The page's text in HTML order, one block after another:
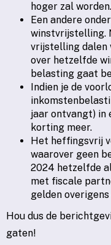
hoger zal worden.
Een andere
winstvrijstelling.
vrijstelling dalen
over hetzelfde
belasting gaat
Indien je de
jaar ontvangt) in
korting meer.
Het heffingsvrij
waarover geen
2024 hetzelfde
met fiscale
gelden
Hou dus de
gaten!